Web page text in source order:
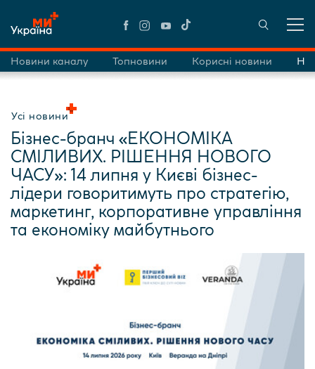
Новини каналу Топновини Корисні новини
Бізнес-бранч «ЕКОНОМІКА
СМІЛИВИХ. РІШЕННЯ НОВОГО
ЧАСУ»: 14 липня у Києві бізнес-
лідери говоритимуть про стратегію,
маркетинг, корпоративне управління
та економіку майбутнього
Усі новини